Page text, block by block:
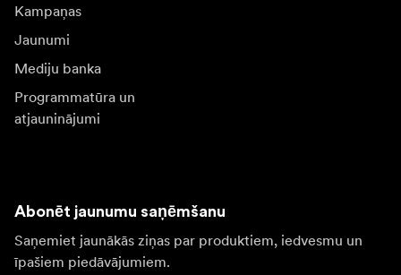
Kampaņas
Jaunumi
Mediju banka
Programmatūra un
atjauninājumi
Abonēt jaunumu saņēmšanu
Saņemiet jaunākās ziņas par produktiem, iedvesmu un
īpašiem piedāvājumiem.